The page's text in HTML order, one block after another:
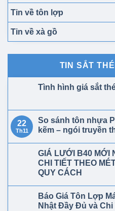
Tin về tôn lợp
Tin về xà gồ
TIN SẮT
Tình hình giá sắt
22
Th11
So sánh tôn nhựa
kẽm – ngói truyền
GIÁ LƯỚI B40 MỚI
CHI TIẾT THEO
QUY CÁCH
Báo Giá Tôn Lợp
Nhật Đầy Đủ và Chi